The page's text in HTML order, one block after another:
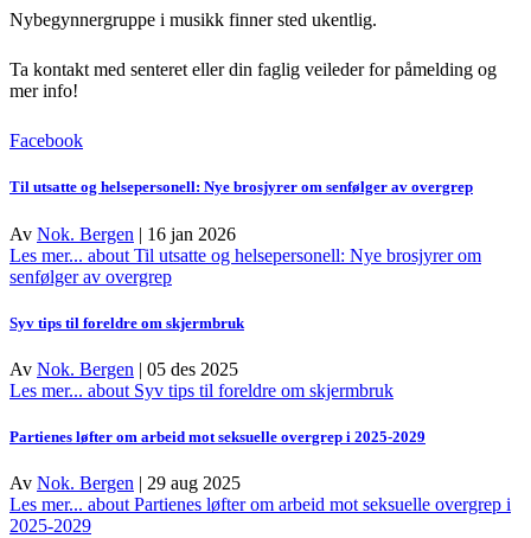
Nybegynnergruppe i musikk finner sted ukentlig.
Ta kontakt med senteret eller din faglig veileder for påmelding og
mer info!
Facebook
Til utsatte og helsepersonell: Nye brosjyrer om senfølger av overgrep
Av Nok. Bergen | 16 jan 2026
Les mer... about Til utsatte og helsepersonell: Nye brosjyrer om
senfølger av overgrep
Syv tips til foreldre om skjermbruk
Av Nok. Bergen | 05 des 2025
Les mer... about Syv tips til foreldre om skjermbruk
Partienes løfter om arbeid mot seksuelle overgrep i 2025-2029
Av Nok. Bergen | 29 aug 2025
Les mer... about Partienes løfter om arbeid mot seksuelle overgrep i
2025-2029